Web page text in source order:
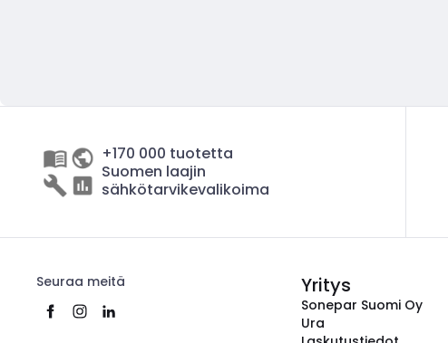
+170 000 tuotetta
Suomen laajin
sähkötarvikevalikoima
Seuraa meitä Yritys
Sonepar Suomi Oy
Ura